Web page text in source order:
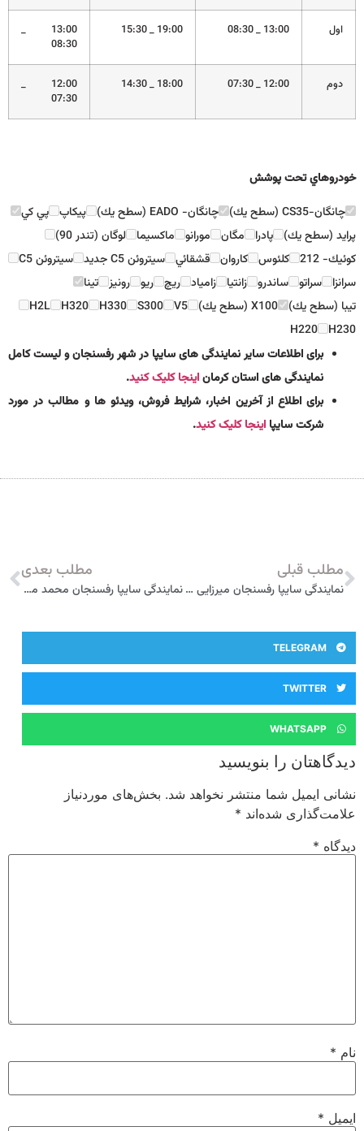
اول 13:00 _ 08:30
19:00 _ 15:30
13:00 _
08:30
دوم 12:00 _ 07:30
18:00 _ 14:30
12:00 _
07:30
خودروهاي تحت پوشش
چانگان-CS35 (سطح يك)
چانگان- EADO (سطح يك) پيكاپ پي كي
پرايد (سطح يك) پادرا مگان مورانو ماكسيما لوگان (تندر 90)
كوئيك- 212
كلئوس كاروان قشقائي سيتروئن C5 جديد
سيتروئن C5
سرانزا سراتو ساندرو زانتيا زامياد ريچ ريو رونيز تينا
تيبا (سطح يك) X100 (سطح يك) V5
S300
H330
H320
H2L
H230
H220
برای اطلاعات سایر نمایندگی های سایپا در شهر رفسنجان و لیست کامل
نمایندگی های استان کرماناینجا کلیک کنید.
برای اطلاع از آخرین اخبار، شرایط فروش، ویدئو ها و مطالب در مورد
شرکت سایپااینجا کلیک کنید.
مطلب قبلی
نمایندگی سایپا رفسنجان میرزایی عباس آبادی 5110
مطلب بعدی
نمایندگی سایپا رفسنجان محمد میرزایی عباس آبادی 5117
TELEGRAM
TWITTER
WHATSAPP
دیدگاهتان را بنویسید
نشانی ایمیل شما منتشر نخواهد شد. بخش‌های موردنیاز
علامت‌گذاری شده‌اند*
دیدگاه*
نام*
ایمیل*